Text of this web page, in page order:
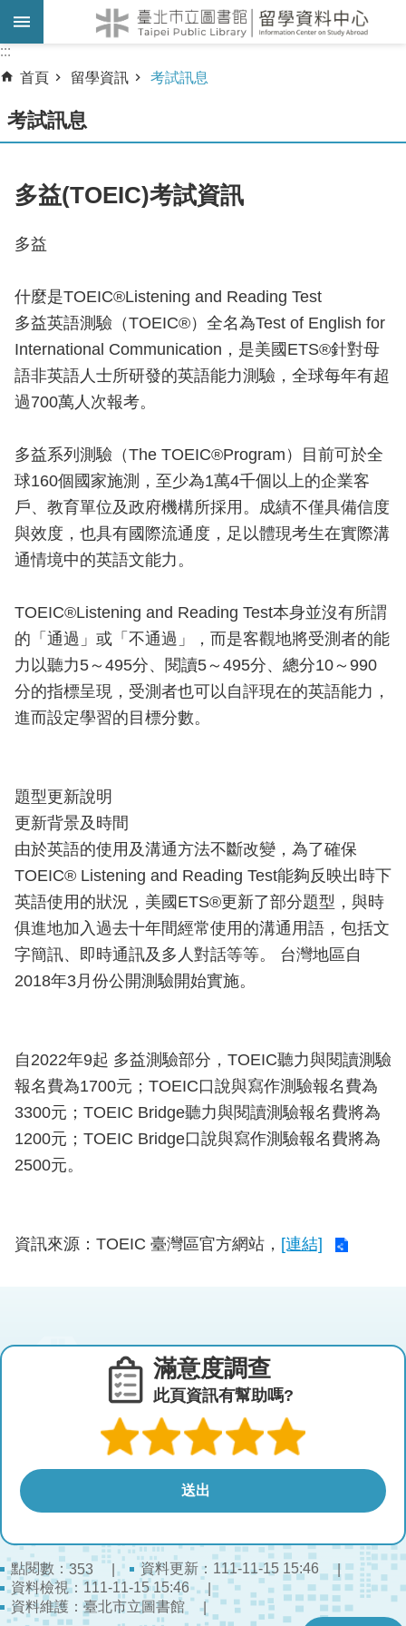
跳到主要內容區塊
:::
:::
首頁
留學資訊 考試訊息
考試訊息
多益(TOEIC)考試資訊
多益
什麼是TOEIC®Listening and Reading Test
多益英語測驗（TOEIC®）全名為Test of English for
International Communication，是美國ETS®針對母
語非英語人士所研發的英語能力測驗，全球每年有超
過700萬人次報考。
多益系列測驗（The TOEIC®Program）目前可於全
球160個國家施測，至少為1萬4千個以上的企業客
戶、教育單位及政府機構所採用。成績不僅具備信度
與效度，也具有國際流通度，足以體現考生在實際溝
通情境中的英語文能力。
TOEIC®Listening and Reading Test本身並沒有所謂
的「通過」或「不通過」，而是客觀地將受測者的能
力以聽力5～495分、閱讀5～495分、總分10～990
分的指標呈現，受測者也可以自評現在的英語能力，
進而設定學習的目標分數。
題型更新說明
更新背景及時間
由於英語的使用及溝通方法不斷改變，為了確保
TOEIC® Listening and Reading Test能夠反映出時下
英語使用的狀況，美國ETS®更新了部分題型，與時
俱進地加入過去十年間經常使用的溝通用語，包括文
字簡訊、即時通訊及多人對話等等。 台灣地區自
2018年3月份公開測驗開始實施。
自2022年9起 多益測驗部分，TOEIC聽力與閱讀測驗
報名費為1700元；TOEIC口說與寫作測驗報名費為
3300元；TOEIC Bridge聽力與閱讀測驗報名費將為
1200元；TOEIC Bridge口說與寫作測驗報名費將為
2500元。
資訊來源：TOEIC 臺灣區官方網站， [連結]
滿意度調查
此頁資訊有幫助嗎?
點閱數：353
資料更新：111-11-15 15:46
資料檢視：111-11-15 15:46
資料維護：臺北市立圖書館